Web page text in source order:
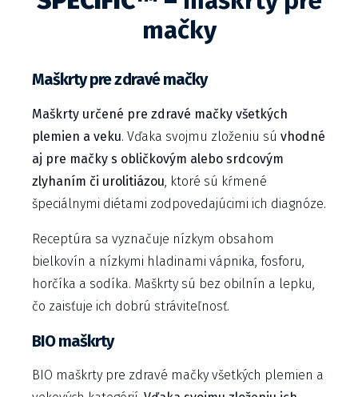
mačky
Maškrty pre zdravé mačky
Maškrty určené pre zdravé mačky všetkých
plemien a veku. Vďaka svojmu zloženiu sú vhodné
aj pre mačky s obličkovým alebo srdcovým
zlyhaním či urolitiázou, ktoré sú kŕmené
špeciálnymi diétami zodpovedajúcimi ich diagnóze.
Receptúra sa vyznačuje nízkym obsahom
bielkovín a nízkymi hladinami vápnika, fosforu,
horčíka a sodíka. Maškrty sú bez obilnín a lepku,
čo zaisťuje ich dobrú stráviteľnosť.
BIO maškrty
BIO maškrty pre zdravé mačky všetkých plemien a